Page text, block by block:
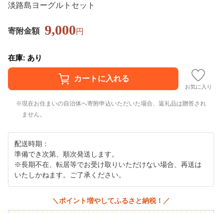
淡路島ヨーグルトセット
寄附金額 9,000円
在庫: あり
お気に入り
現在お住まいの自治体へ寄附申込いただいた場合、返礼品は贈答され
ません。
配送時期：
準備でき次第、順次発送します。
※長期不在、転居等でお受け取りいただけない場合、再送は
いたしかねます。ご了承ください。
＼ポイント増やしてふるさと納税！／